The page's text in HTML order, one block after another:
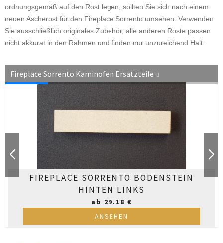
ordnungsgemäß auf den Rost legen, sollten Sie sich nach einem
neuen Ascherost für den Fireplace Sorrento umsehen. Verwenden
Sie ausschließlich originales Zubehör, alle anderen Roste passen
nicht akkurat in den Rahmen und finden nur unzureichend Halt.
Fireplace Sorrento Kaminofen Ersatzteile
FIREPLACE SORRENTO BODENSTEIN
HINTEN LINKS
ab 29.18 €
ANSEHEN